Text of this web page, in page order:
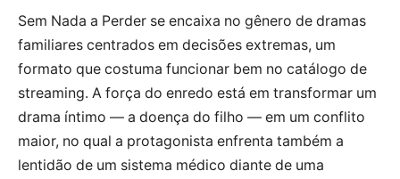
Sem Nada a Perder se encaixa no gênero de dramas
familiares centrados em decisões extremas, um
formato que costuma funcionar bem no catálogo de
streaming. A força do enredo está em transformar um
drama íntimo — a doença do filho — em um conflito
maior, no qual a protagonista enfrenta também a
lentidão de um sistema médico diante de uma